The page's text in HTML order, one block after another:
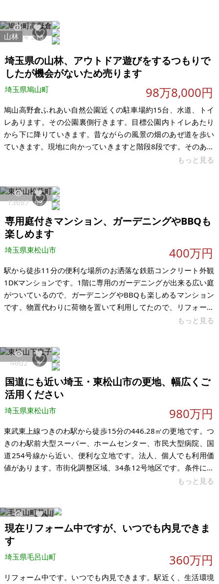
【物件概要】※古屋付土地 場所：埼玉県ふじみ野市西鶴ケ岡 土
地：57.0㎡ 建物：59.39㎡ 構造：木造亜鉛メッキ鋼板葺2階建
て 現況：賃貸中 希望価格：600万円（税込） ※現状
44644 213
山林
埼玉県の山林、アウトドア遊びをするつもりで
したが機会がないため売ります
埼玉県鳩山町 98万8,000円
鳩山高野倉ふれあい自然公園近くの駐車場約15台、水道、トイ
レあります。その公園裏側行きます。目標公園内トイレあたり
から下に降りていきます。昔ながらの風景の畑のあぜ道を歩い
ていきます。現地に向かっていきますと階段8段です。そのあた
惑をお掛けしました。この件をふまえて単価はかなり元に戻し
ました。場所はいいところです。 ふれあい自然公園敷地内から
歩いて行ける範囲内「1分」で近いです。イベントなど可能、キ
ャンプ、畑、本格的な建物
もっと見る
13687 69
専用庭付きマンション、ガーデニングやBBQも
楽しめます
埼玉県東松山市 400万円
駅から徒歩11分の便利な場所のお洒落な鉄筋コンクリート外観
1DKマンションです。1階に専用のガーデニングが出来る広い庭
がついているので、ガーデニングやBBQも楽しめるマンション
です。物置代わりに荷物を置いて利用してたので、リフォーム
クロゼット付き、玄関に広い靴箱付き、キッチンは二口ガス、
洗濯機置場があります。リフォームなく即入居可能です。不適
合責任免責でお願いします。 【物件概要】※区分所有 場所：埼
玉県東松山市松葉町
もっと見る
4602 9
国道にも近い埼玉・東松山市の更地、幅広くご
活用ください
埼玉県東松山市 980万円
東武東上線つきのわ駅から徒歩15分の446.28㎡の更地です。つ
きのわ駅前大型スーパー、ホームセンター、市民大型病院、国
道254号線から近い、便利な立地です。法人、個人でも利用価
値があります。市街化調整区域、34条12号地区です。条件に合
う個人、法人様であれば、倉庫、住宅、事務所、駐車場など幅
社、倉庫などを所有している更なる発展エリアです。大型区画
で閑静な住宅も点在しています。 【物件概要】※土地のみ 場
所：埼玉県東松山市下唐子 土地：446.28㎡（3筆) 建物： 構
造： 現況
もっと見る
8016 34
現在リフォーム中ですが、いつでも内見できま
す
埼玉県毛呂山町 360万円
リフォーム中です。いつでも内見できます。駅近く、生活環境